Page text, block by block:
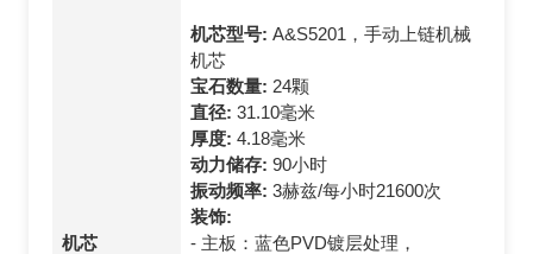
机芯
机芯型号: A&S5201，手动上链机械
机芯
宝石数量: 24颗
直径: 31.10毫米
厚度: 4.18毫米
动力储存: 90小时
振动频率: 3赫兹/每小时21600次
装饰:
- 主板：蓝色PVD镀层处理，